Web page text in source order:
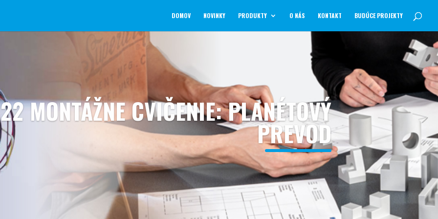
DOMOV NOVINKY PRODUKTY O NÁS KONTAKT BUDÚCE PROJEKTY
MONTÁŽNE CVIČENIE: PLANÉTOVÝ
PREVOD